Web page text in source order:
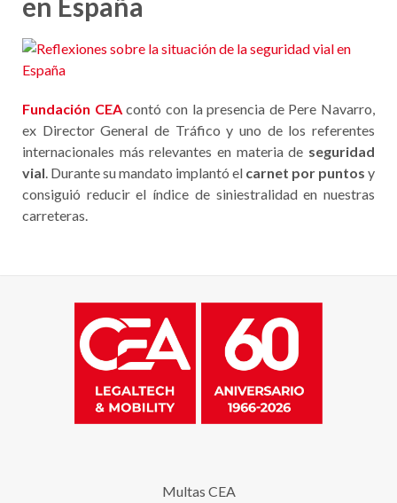
Fundación CEAcontó con la presencia de Pere Navarro,
ex Director General de Tráfico y uno de los referentes
internacionales más relevantes en materia de seguridad
vial. Durante su mandato implantó el carnet por puntos y
consiguió reducir el índice de siniestralidad en nuestras
carreteras.
Multas CEA